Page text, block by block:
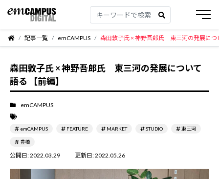
記事一覧 emCAMPUS 森田敦子氏 × 神野吾郎氏 東三河の発展につ
森田敦子氏 × 神野吾郎氏 東三河の発展について
語る 【前編】
emCAMPUS
emCAMPUS FEATURE MARKET STUDIO 東三河
豊橋
公開日:2022.03.29 更新日:2022.05.26